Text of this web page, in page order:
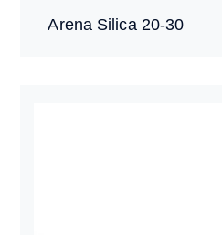
Arena Silica 20-30